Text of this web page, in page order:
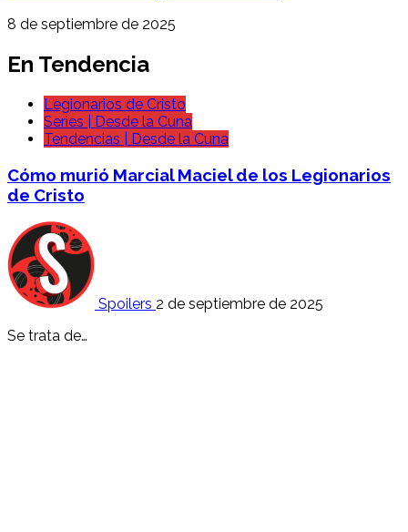
8 de septiembre de 2025
En Tendencia
Legionarios de Cristo
Series | Desde la Cuna
Tendencias | Desde la Cuna
Cómo murió Marcial Maciel de los Legionarios
de Cristo
Spoilers 2 de septiembre de 2025
Se trata de…